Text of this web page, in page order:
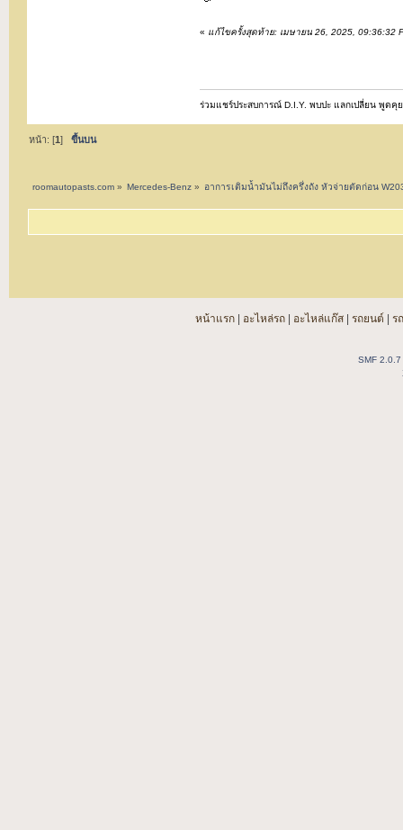
« แก้ไขครั้งสุดท้าย: เมษายน 26, 2025, 09:36:32
ร่วมแชร์ประสบการณ์ D.I.Y. พบปะ แลกเปลี่ยน พูด
หน้า: [1] ขึ้นบน
roomautopasts.com» Mercedes-Benz» อาการเติมน้ำมันไม่ถึงครึ่งถัง หัวจ่ายตัดก่อน
หน้าแรก อะไหล่รถ อะไหล่แก๊ส รถยนต์ ร
SMF 2.0.7